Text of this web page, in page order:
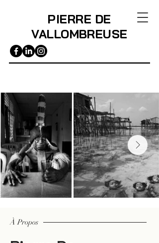
PIERRE DE
VALLOMBREUSE
À Propos